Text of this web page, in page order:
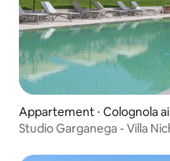
Appartement ⋅ Colognola
Studio Garganega - Villa